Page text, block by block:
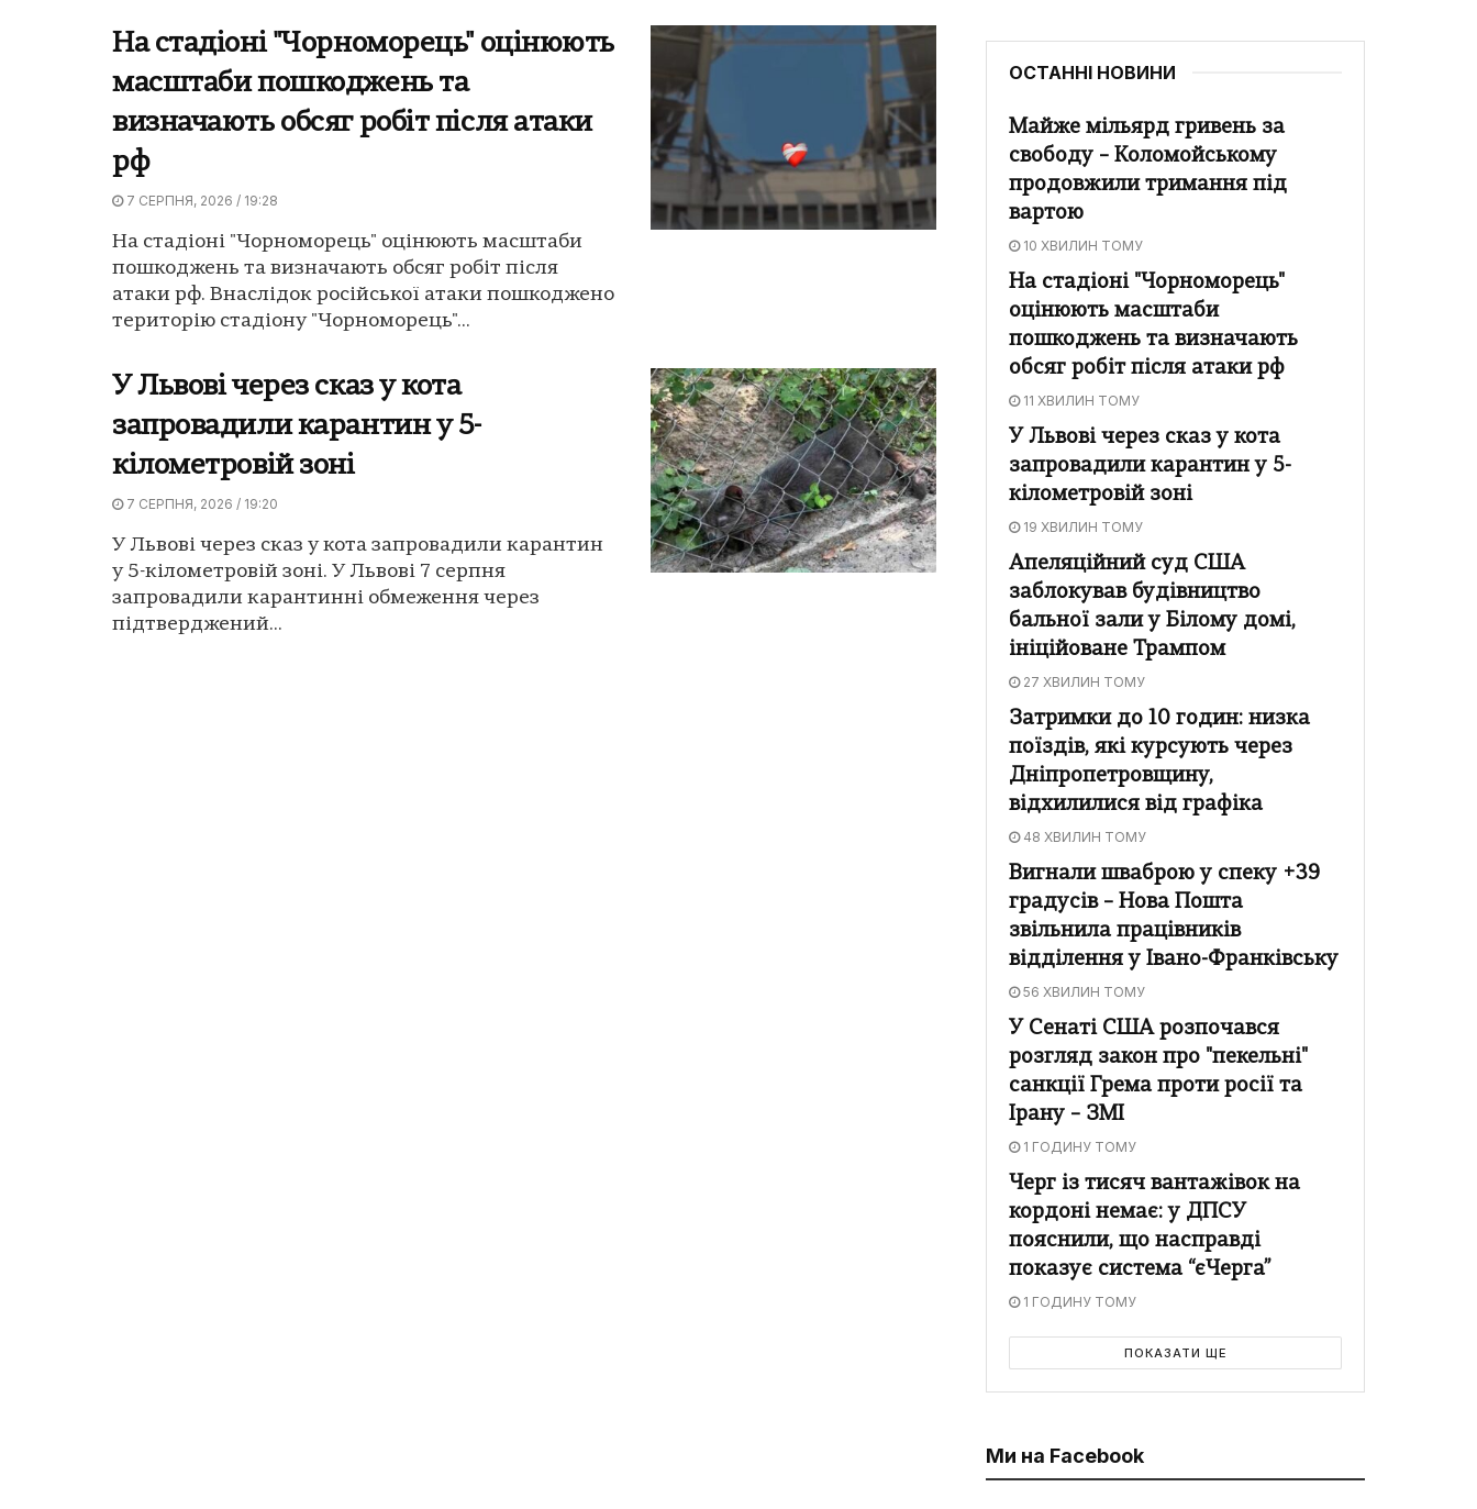
На стадіоні "Чорноморець" оцінюють
масштаби пошкоджень та
визначають обсяг робіт після атаки
рф
7 СЕРПНЯ, 2026 / 19:28
На стадіоні "Чорноморець" оцінюють масштаби
пошкоджень та визначають обсяг робіт після
атаки рф. Внаслідок російської атаки пошкоджено
територію стадіону "Чорноморець"...
У Львові через сказ у кота
запровадили карантин у 5-
кілометровій зоні
7 СЕРПНЯ, 2026 / 19:20
У Львові через сказ у кота запровадили карантин
у 5-кілометровій зоні. У Львові 7 серпня
запровадили карантинні обмеження через
підтверджений...
ОСТАННІ НОВИНИ
Майже мільярд гривень за
свободу – Коломойському
продовжили тримання під
вартою
10 ХВИЛИН ТОМУ
На стадіоні "Чорноморець"
оцінюють масштаби
пошкоджень та визначають
обсяг робіт після атаки рф
11 ХВИЛИН ТОМУ
У Львові через сказ у кота
запровадили карантин у 5-
кілометровій зоні
19 ХВИЛИН ТОМУ
Апеляційний суд США
заблокував будівництво
бальної зали у Білому домі,
ініційоване Трампом
27 ХВИЛИН ТОМУ
Затримки до 10 годин: низка
поїздів, які курсують через
Дніпропетровщину,
відхилилися від графіка
48 ХВИЛИН ТОМУ
Вигнали шваброю у спеку +39
градусів – Нова Пошта
звільнила працівників
відділення у Івано-Франківську
56 ХВИЛИН ТОМУ
У Сенаті США розпочався
розгляд закон про "пекельні"
санкції Грема проти росії та
Ірану – ЗМІ
1 ГОДИНУ ТОМУ
Черг із тисяч вантажівок на
кордоні немає: у ДПСУ
пояснили, що насправді
показує система “єЧерга”
1 ГОДИНУ ТОМУ
ПОКАЗАТИ ЩЕ
Ми на Facebook